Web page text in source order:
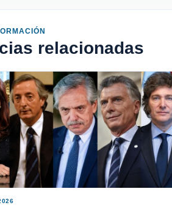
relacionadas